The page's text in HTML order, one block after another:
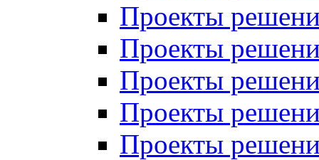
Проекты
Проекты
Проекты
Проекты
Проекты